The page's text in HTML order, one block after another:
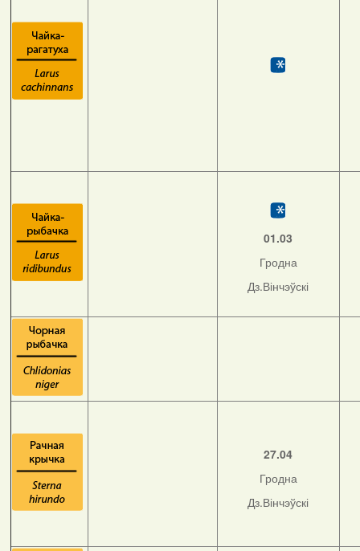
01.03
Гродна
Дз.Вінчэўскі
27.04
Гродна
Дз.Вінчэўскі